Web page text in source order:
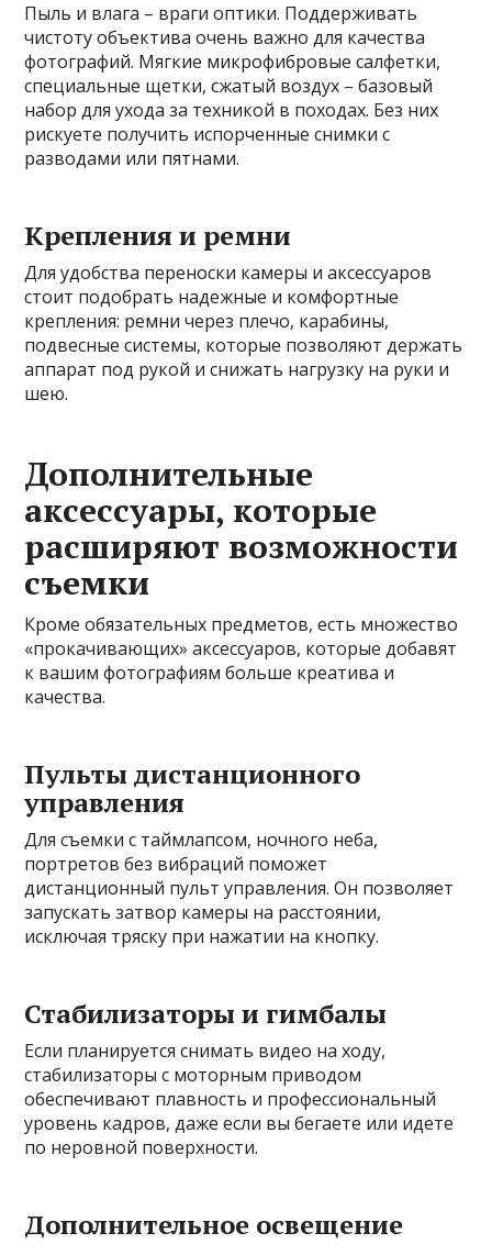
Пыль и влага – враги оптики. Поддерживать
чистоту объектива очень важно для качества
фотографий. Мягкие микрофибровые салфетки,
специальные щетки, сжатый воздух – базовый
набор для ухода за техникой в походах. Без них
рискуете получить испорченные снимки с
разводами или пятнами.
Крепления и ремни
Для удобства переноски камеры и аксессуаров
стоит подобрать надежные и комфортные
крепления: ремни через плечо, карабины,
подвесные системы, которые позволяют держать
аппарат под рукой и снижать нагрузку на руки и
шею.
Дополнительные
аксессуары, которые
расширяют возможности
съемки
Кроме обязательных предметов, есть множество
«прокачивающих» аксессуаров, которые добавят
к вашим фотографиям больше креатива и
качества.
Пульты дистанционного
управления
Для съемки с таймлапсом, ночного неба,
портретов без вибраций поможет
дистанционный пульт управления. Он позволяет
запускать затвор камеры на расстоянии,
исключая тряску при нажатии на кнопку.
Стабилизаторы и гимбалы
Если планируется снимать видео на ходу,
стабилизаторы с моторным приводом
обеспечивают плавность и профессиональный
уровень кадров, даже если вы бегаете или идете
по неровной поверхности.
Дополнительное освещение